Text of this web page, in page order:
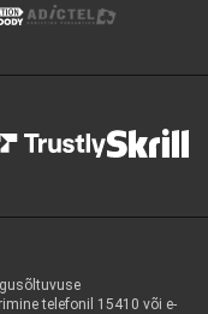
telefonil 15410 või e-